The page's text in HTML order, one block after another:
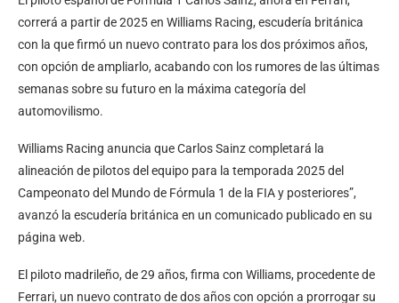
correrá a partir de 2025 en Williams Racing, escudería británica
con la que firmó un nuevo contrato para los dos próximos años,
con opción de ampliarlo, acabando con los rumores de las últimas
semanas sobre su futuro en la máxima categoría del
automovilismo.
Williams Racing anuncia que Carlos Sainz completará la
alineación de pilotos del equipo para la temporada 2025 del
Campeonato del Mundo de Fórmula 1 de la FIA y posteriores”,
avanzó la escudería británica en un comunicado publicado en su
página web.
El piloto madrileño, de 29 años, firma con Williams, procedente de
Ferrari, un nuevo contrato de dos años con opción a prorrogar su